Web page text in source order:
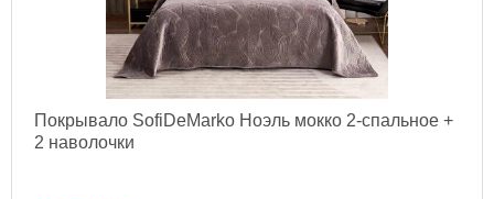
Покрывало SofiDeMarko Ноэль мокко 2-спальное +
2 наволочки